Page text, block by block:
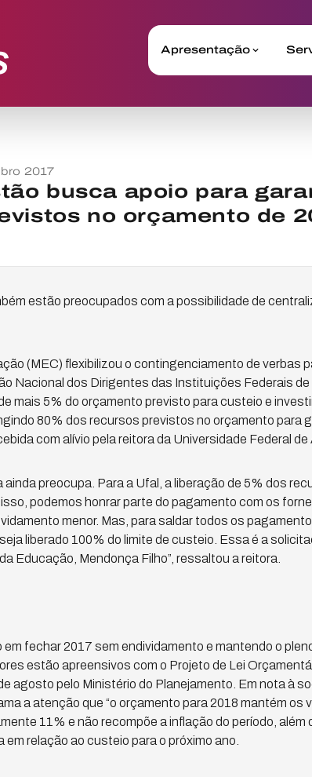
Apresentação
2017
busca apoio para
no orçamento de
estão preocupados com a possibilidade de
(MEC) flexibilizou o contingenciamento de verbas
Nacional dos Dirigentes das Instituições Federais de
mais 5% do orçamento previsto para custeio e
80% dos recursos previstos no orçamento para
com alívio pela reitora da Universidade Federal de
preocupa. Para a Ufal, a liberação de 5% dos
isso, podemos honrar parte do pagamento com os
menor. Mas, para saldar todos os
liberado 100% do limite de custeio. Essa é a
Educação, Mendonça Filho”, ressaltou a reitora.
em fechar 2017 sem endividamento e mantendo o
estão apreensivos com o Projeto de Lei
agosto pelo Ministério do Planejamento. Em nota à
a atenção que “o orçamento para 2018 mantém os
11% e não recompõe a inflação do período,
em relação ao custeio para o próximo ano.